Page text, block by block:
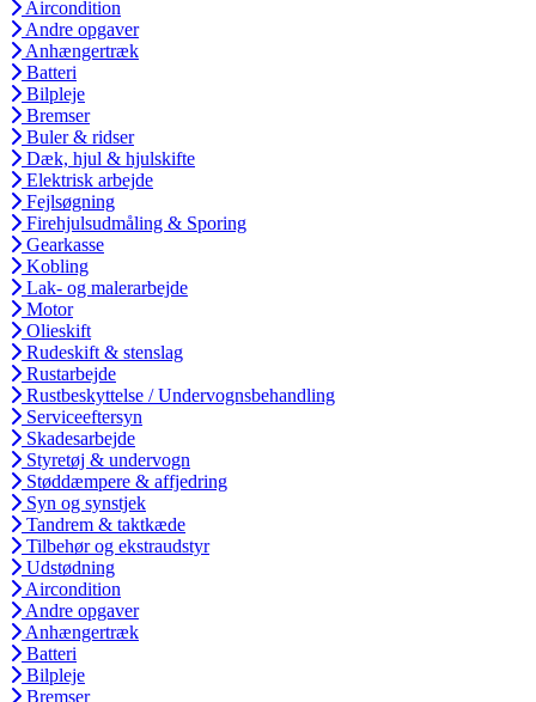
Aircondition
Andre opgaver
Anhængertræk
Batteri
Bilpleje
Bremser
Buler & ridser
Dæk, hjul & hjulskifte
Elektrisk arbejde
Fejlsøgning
Firehjulsudmåling & Sporing
Gearkasse
Kobling
Lak- og malerarbejde
Motor
Olieskift
Rudeskift & stenslag
Rustarbejde
Rustbeskyttelse / Undervognsbehandling
Serviceeftersyn
Skadesarbejde
Styretøj & undervogn
Støddæmpere & affjedring
Syn og synstjek
Tandrem & taktkæde
Tilbehør og ekstraudstyr
Udstødning
Aircondition
Andre opgaver
Anhængertræk
Batteri
Bilpleje
Bremser